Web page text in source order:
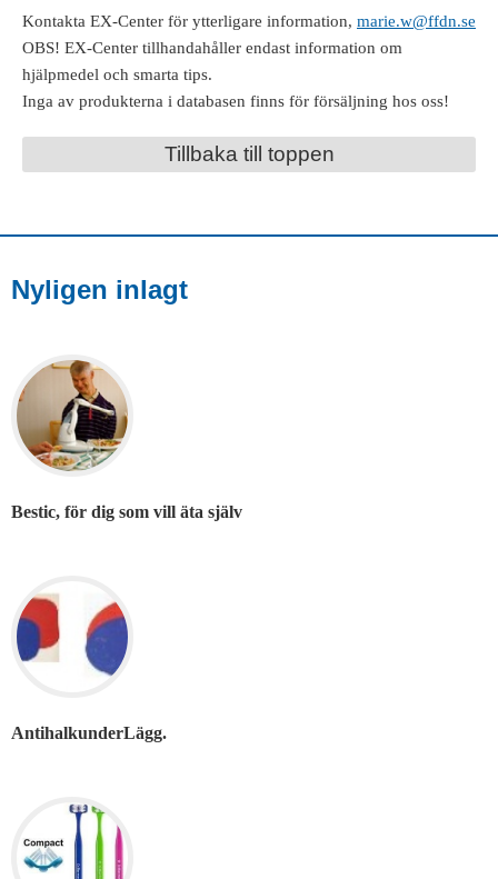
Kontakta EX-Center för ytterligare information, marie.w@ffdn.se
OBS! EX-Center tillhandahåller endast information om
hjälpmedel och smarta tips.
Inga av produkterna i databasen finns för försäljning hos oss!
Tillbaka till toppen
Nyligen inlagt
Bestic, för dig som vill äta själv
AntihalkunderLägg.